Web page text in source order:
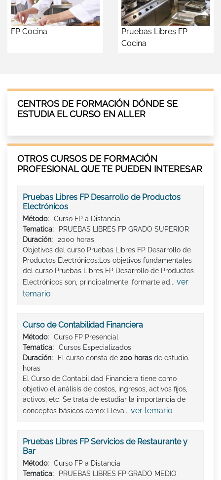
FP Cocina
Pruebas Libres FP
Cocina
CENTROS DE FORMACIÓN DÓNDE SE
ESTUDIA EL CURSO EN ALLER
OTROS CURSOS DE FORMACIÓN
PROFESIONAL QUE TE PUEDEN INTERESAR
Pruebas Libres FP Desarrollo de Productos
Electrónicos
Método:
Curso FP a Distancia
Tematica:
PRUEBAS LIBRES FP GRADO SUPERIOR
Duración:
2000 horas
Objetivos del curso Pruebas Libres FP Desarrollo de
Productos Electrónicos:Los objetivos fundamentales
del curso Pruebas Libres FP Desarrollo de Productos
Electrónicos son, principalmente, formarte ad... ver
temario
Curso de Contabilidad Financiera
Método:
Curso FP Presencial
Tematica:
Cursos Especializados
Duración:
El curso consta de 200 horas de estudio.
horas
El Curso de Contabilidad Financiera tiene como
objetivo el análisis de costos, ingresos, activos fijos,
activos, etc. Se trata de estudiar la importancia de
conceptos básicos como: Lleva... ver temario
Pruebas Libres FP Servicios de Restaurante y
Bar
Método:
Curso FP a Distancia
Tematica:
PRUEBAS LIBRES FP GRADO MEDIO